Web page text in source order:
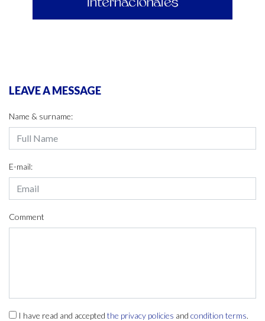
LEAVE A MESSAGE
Name & surname:
E-mail:
Comment
I have read and accepted the privacy policies and condition terms.